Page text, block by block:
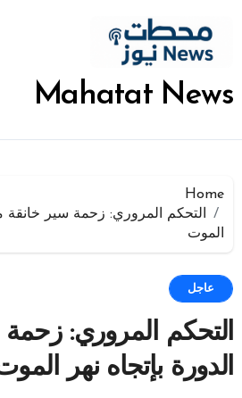
المحتوى
Mahatat News
Home
التحكم المروري: زحمة سير خانقة
الموت
عاجل
التحكم المروري:
الدورة بإتجاه نهر